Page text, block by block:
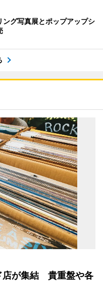
ング写真展とポップアップシ
店が集結 貴重盤や各